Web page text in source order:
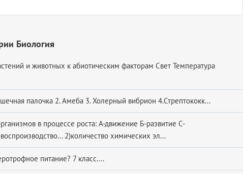
Биология
и животных к абиотическим факторам Свет Температура
палочка 2. Амеба 3. Холерный вибрион 4.Стрептококк...
в процессе роста: А-движение Б-развитие С-
2)количество химических эл...
питание? 7 класс....